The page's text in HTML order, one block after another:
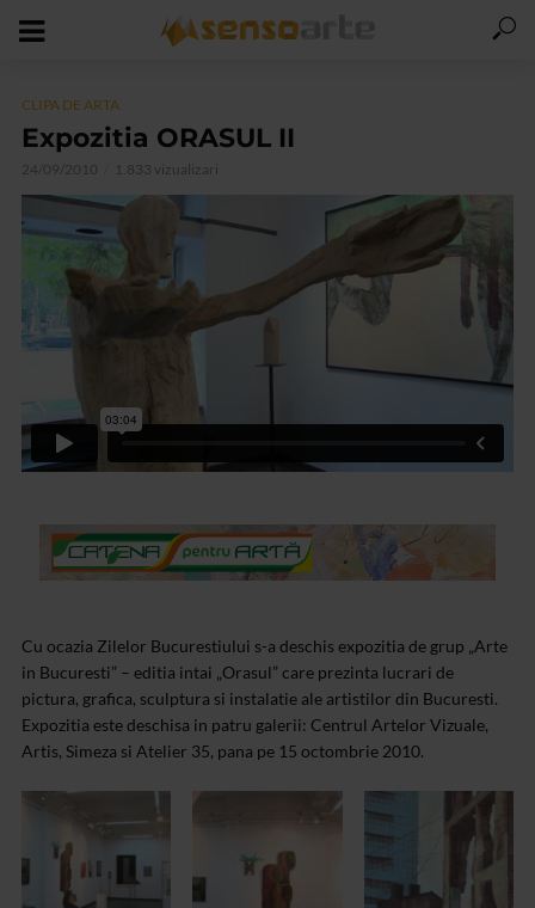
CLIPA DE ARTA
Expozitia ORASUL II
24/09/2010 1.833 vizualizari
Cu ocazia Zilelor Bucurestiului s-a deschis expozitia de grup „Arte
in Bucuresti” – editia intai „Orasul” care prezinta lucrari de
pictura, grafica, sculptura si instalatie ale artistilor din Bucuresti.
Expozitia este deschisa in patru galerii: Centrul Artelor Vizuale,
Artis, Simeza si Atelier 35, pana pe 15 octombrie 2010.